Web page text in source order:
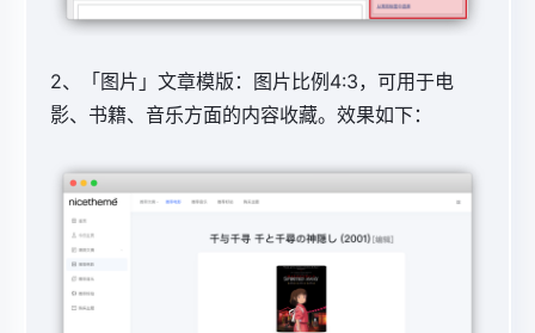
2、「图片」文章模版：图片比例4:3，可用于电
影、书籍、音乐方面的内容收藏。效果如下：